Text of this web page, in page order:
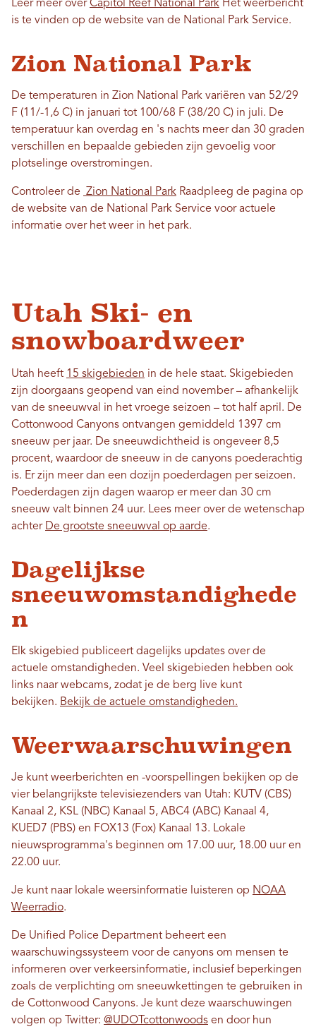
Leer meer overCapitol Reef National Park Het weerbericht
is te vinden op de website van de National Park Service.
Zion National Park
De temperaturen in Zion National Park variëren van 52/29
F (11/-1,6 C) in januari tot 100/68 F (38/20 C) in juli. De
temperatuur kan overdag en 's nachts meer dan 30 graden
verschillen en bepaalde gebieden zijn gevoelig voor
plotselinge overstromingen.
Controleer de Zion National Park Raadpleeg de pagina op
de website van de National Park Service voor actuele
informatie over het weer in het park.
Utah Ski- en
snowboardweer
Utah heeft 15 skigebieden in de hele staat. Skigebieden
zijn doorgaans geopend van eind november – afhankelijk
van de sneeuwval in het vroege seizoen – tot half april. De
Cottonwood Canyons ontvangen gemiddeld 1397 cm
sneeuw per jaar. De sneeuwdichtheid is ongeveer 8,5
procent, waardoor de sneeuw in de canyons poederachtig
is. Er zijn meer dan een dozijn poederdagen per seizoen.
Poederdagen zijn dagen waarop er meer dan 30 cm
sneeuw valt binnen 24 uur. Lees meer over de wetenschap
achter De grootste sneeuwval op aarde.
Dagelijkse
sneeuwomstandighede
n
Elk skigebied publiceert dagelijks updates over de
actuele omstandigheden. Veel skigebieden hebben ook
links naar webcams, zodat je de berg live kunt
bekijken. Bekijk de actuele omstandigheden.
Weerwaarschuwingen
Je kunt weerberichten en -voorspellingen bekijken op de
vier belangrijkste televisiezenders van Utah: KUTV (CBS)
Kanaal 2, KSL (NBC) Kanaal 5, ABC4 (ABC) Kanaal 4,
KUED7 (PBS) en FOX13 (Fox) Kanaal 13. Lokale
nieuwsprogramma's beginnen om 17.00 uur, 18.00 uur en
22.00 uur.
Je kunt naar lokale weersinformatie luisteren op NOAA
Weerradio.
De Unified Police Department beheert een
waarschuwingssysteem voor de canyons om mensen te
informeren over verkeersinformatie, inclusief beperkingen
zoals de verplichting om sneeuwkettingen te gebruiken in
de Cottonwood Canyons. Je kunt deze waarschuwingen
volgen op Twitter: @UDOTcottonwoods en door hun